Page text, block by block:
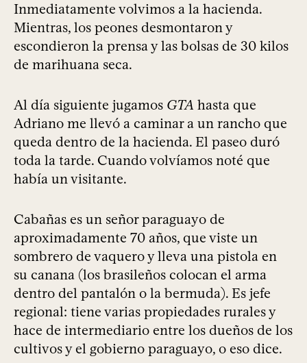
Inmediatamente volvimos a la hacienda.
Mientras, los peones desmontaron y
escondieron la prensa y las bolsas de 30 kilos
de marihuana seca.
Al día siguiente jugamos GTA hasta que
Adriano me llevó a caminar a un rancho que
queda dentro de la hacienda. El paseo duró
toda la tarde. Cuando volvíamos noté que
había un visitante.
Cabañas es un señor paraguayo de
aproximadamente 70 años, que viste un
sombrero de vaquero y lleva una pistola en
su canana (los brasileños colocan el arma
dentro del pantalón o la bermuda). Es jefe
regional: tiene varias propiedades rurales y
hace de intermediario entre los dueños de los
cultivos y el gobierno paraguayo, o eso dice.